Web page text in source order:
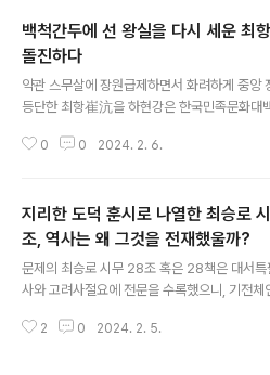
백척간두에 선 왕실을 다시 세운 최
돌진하다
약관 스무살에 장원급제하면서 화려하게 중앙
등단한 최항崔沆을 하현강은 한국민족문화대
어찌하여 출생연대는 모른다 했는지 알 수가 없
유일에 문하시랑평장사門下侍郞平章事 최항
했다 해서 명확히 죽은 시점이 적기됐거니와, 고
와 고려사절요에 의하면, 그가 성종 10년,
실시된 과거시험에서 그가 급제했다는 사실을
편, 고려사 그의 열전에서는 字가 내융內融이
최언위崔彦撝 손자인 그가 성종 때에 나이 20
0 0 2024. 2. 6.
지리한 도덕 훈시로 나열한 최승로
조, 역사는 왜 그것을 전재했울까?
문제의 최승로 시무 28조 혹은 28책은 대서특
사와 고려사절요에 전문을 수록했으니, 기전체
년 982년 6월 항목에다가 전문을 실었다. 나는
2 0 2024. 2. 5.